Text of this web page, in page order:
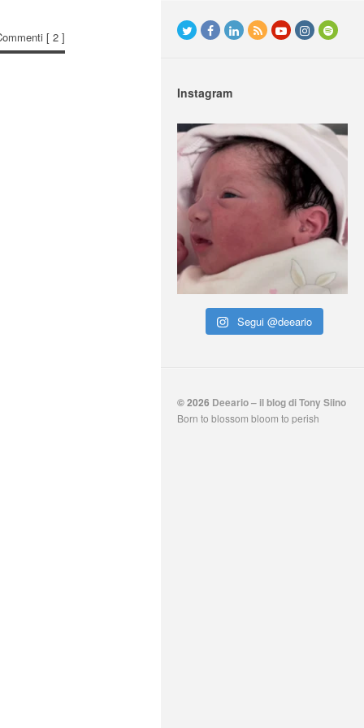
[ 2 ]
Instagram
Segui @deeario
© 2026 Deeario – il blog di Tony Siino
Born to blossom bloom to perish